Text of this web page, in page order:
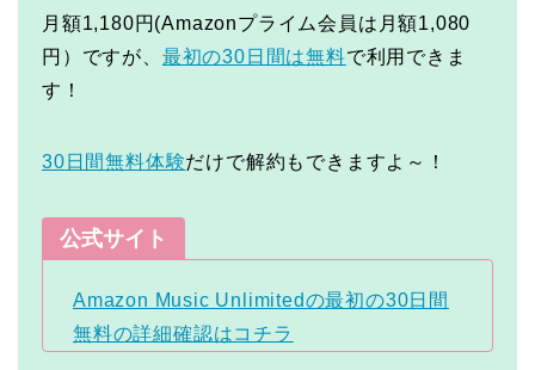
月額1,180円(Amazonプライム会員は月額1,080
円）ですが、 最初の30日間は無料で利用できま
す！
30日間無料体験だけで解約もできますよ～！
公式サイト
Amazon Music Unlimitedの最初の30日間
無料の詳細確認はコチラ